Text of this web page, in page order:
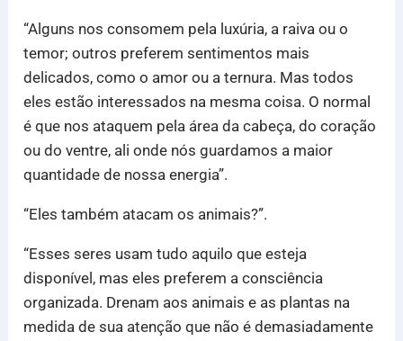
“Alguns nos consomem pela luxúria, a raiva ou o
temor; outros preferem sentimentos mais
delicados, como o amor ou a ternura. Mas todos
eles estão interessados na mesma coisa. O normal
é que nos ataquem pela área da cabeça, do coração
ou do ventre, ali onde nós guardamos a maior
quantidade de nossa energia”.
“Eles também atacam os animais?”.
“Esses seres usam tudo aquilo que esteja
disponível, mas eles preferem a consciência
organizada. Drenam aos animais e as plantas na
medida de sua atenção que não é demasiadamente